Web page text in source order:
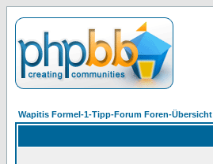
Wapitis Formel-1-Tipp-Forum Foren-Übersicht